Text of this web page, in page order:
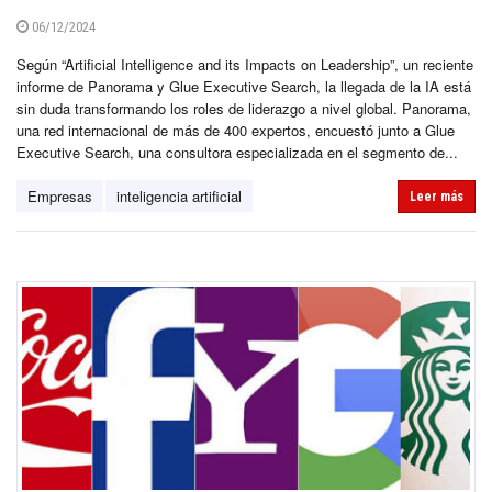
06/12/2024
Según “Artificial Intelligence and its Impacts on Leadership”, un reciente
informe de Panorama y Glue Executive Search, la llegada de la IA está
sin duda transformando los roles de liderazgo a nivel global. Panorama,
una red internacional de más de 400 expertos, encuestó junto a Glue
Executive Search, una consultora especializada en el segmento de...
Empresas inteligencia artificial Leer más